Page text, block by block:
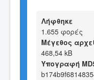
Λήφθηκε
1.655 φορές
Μέγεθος
468,54 kB
Υπογραφή